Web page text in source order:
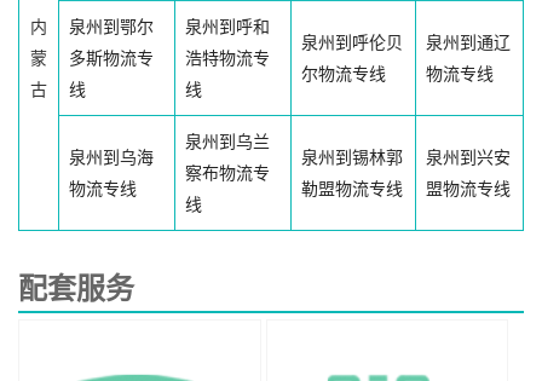
内
蒙
古
泉州到鄂尔
多斯物流专
线
泉州到呼和
浩特物流专
线
泉州到呼伦贝
尔物流专线
泉州到通辽
物流专线
泉州到乌海
物流专线
泉州到乌兰
察布物流专
线
泉州到锡林郭
勒盟物流专线
泉州到兴安
盟物流专线
配套服务